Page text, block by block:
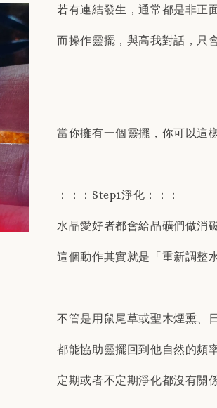
若有連結發生，通常都是非正
而操作靈擺，與高我對話，只
當你擁有一個靈擺，你可以這
：：：Step1淨化：：：
水晶愛好者都會給晶礦們做消
這個動作其實就是「重新調整
不管是用鼠尾草或聖木煙熏、
都能協助靈擺回到他自然的頻率
定期或者不定期淨化都沒有關